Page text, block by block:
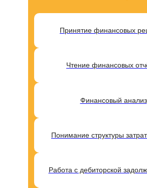
Принятие финансовых
Чтение финансовых
Финансовый анализ
Понимание структуры
Работа с дебиторской